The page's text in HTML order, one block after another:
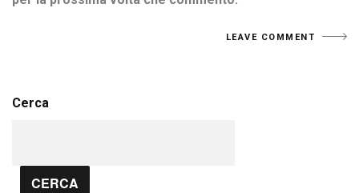
Cerca
CERCA